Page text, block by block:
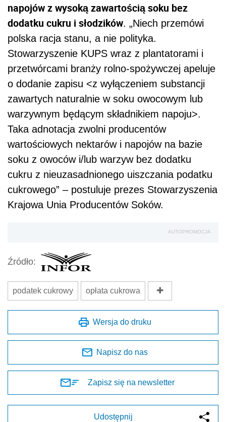
napojów z wysoką zawartością soku bez
dodatku cukru i słodzików. „Niech przemówi
polska racja stanu, a nie polityka.
Stowarzyszenie KUPS wraz z plantatorami i
przetwórcami branży rolno-spożywczej apeluje
o dodanie zapisu <z wyłączeniem substancji
zawartych naturalnie w soku owocowym lub
warzywnym będącym składnikiem napoju>.
Taka adnotacja zwolni producentów
wartościowych nektarów i napojów na bazie
soku z owoców i/lub warzyw bez dodatku
cukru z nieuzasadnionego uiszczania podatku
cukrowego” – postuluje prezes Stowarzyszenia
Krajowa Unia Producentów Soków.
AUTOPROMOCJA
Źródło:
podatek cukrowy opłata cukrowa
Wersja do druku
Napisz do nas
Zapisz się na newsletter
Udostępnij